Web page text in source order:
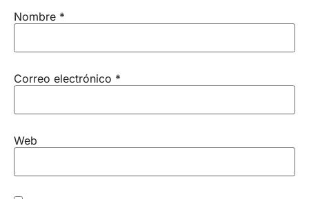
Nombre *
Correo electrónico *
Web